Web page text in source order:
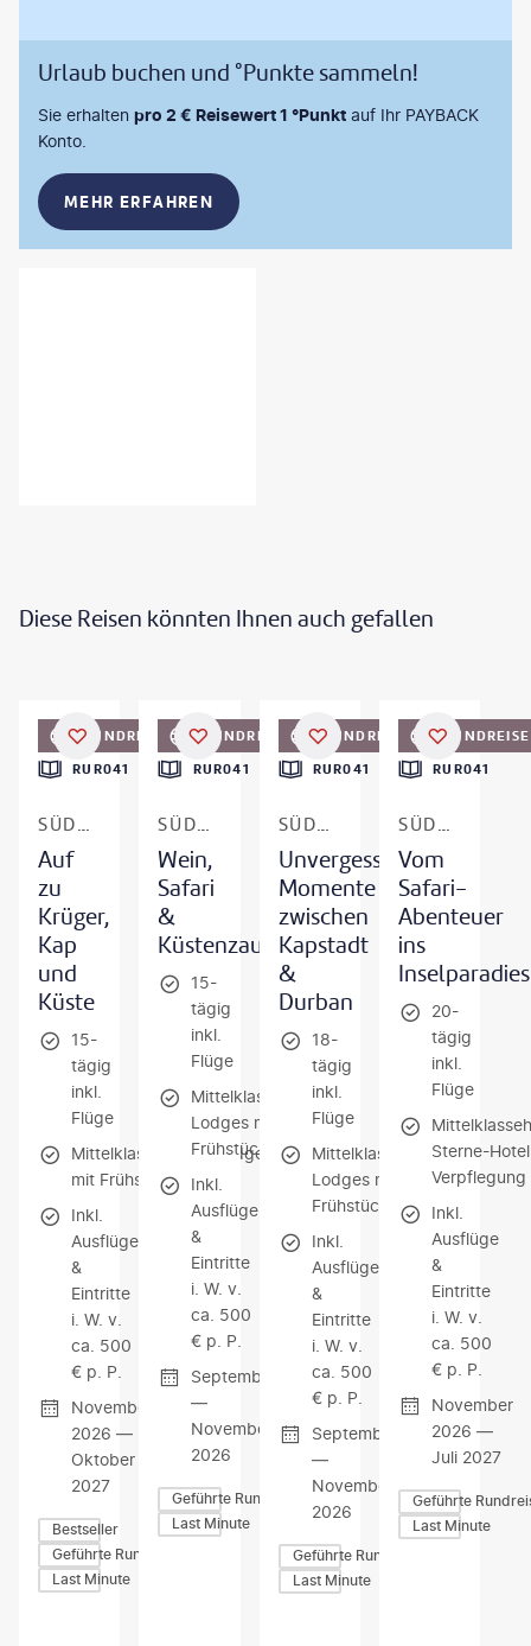
Urlaub buchen und °Punkte sammeln!
Sie erhalten pro 2 € Reisewert 1 °Punkt auf Ihr PAYBACK
Konto.
MEHR ERFAHREN
Diese Reisen könnten Ihnen auch gefallen
DEAL RUNDREISE
RUR041
SÜDAFRIKA
Auf
zu
Krüger,
Kap
und
Küste
15-
tägig
inkl.
Flüge
Mittelklassehotels/Lodges
mit Frühstück
Inkl.
Ausflüge
&
Eintritte
i. W. v.
ca. 500
€ p. P.
November
2026 —
Oktober
2027
Bestseller
Geführte Rundreisen
Last Minute
DEAL RUNDREISE
RUR041
SÜDAFRIKA
Wein,
Safari
&
Küstenzauber
15-
tägig
inkl.
Flüge
Mittelklassehotels/-
Lodges mit
Frühstück
Inkl.
Ausflüge
&
Eintritte
i. W. v.
ca. 500
€ p. P.
September
—
November
2026
Geführte Rundreisen
Last Minute
DEAL RUNDREISE
RUR041
SÜDAFRIKA
Unvergessliche
Momente
zwischen
Kapstadt
&
Durban
18-
tägig
inkl.
Flüge
Mittelklassehotels/-
Lodges mit
Frühstück
Inkl.
Ausflüge
&
Eintritte
i. W. v.
ca. 500
€ p. P.
September
—
November
2026
Geführte Rundreisen
Last Minute
DEAL RUNDREISE
RUR041
SÜDAFRIKA & MAURITIUS
Vom
Safari-
Abenteuer
ins
Inselparadies
20-
tägig
inkl.
Flüge
Sterne-
Verpflegung
Inkl.
Ausflüge
&
Eintritte
i. W. v.
ca. 500
€ p. P.
November
2026 —
Juli 2027
Geführte
Last Minute